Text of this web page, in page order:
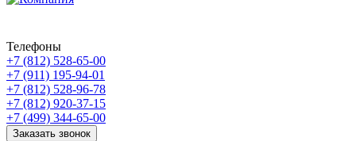
Телефоны
+7 (812) 528-65-00
+7 (911) 195-94-01
+7 (812) 528-96-78
+7 (812) 920-37-15
+7 (499) 344-65-00
Заказать звонок